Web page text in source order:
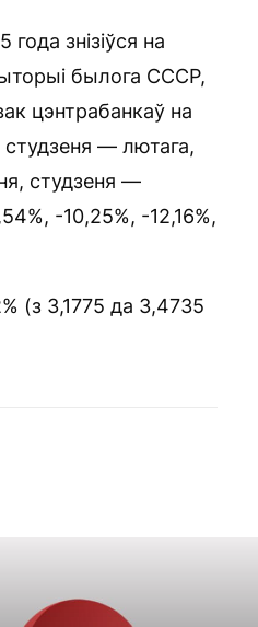
знізіўся на
былога СССР,
цэнтрабанкаў на
студзеня — лютага,
студзеня —
-10,25%, -12,16%,
(з 3,1775 да 3,4735